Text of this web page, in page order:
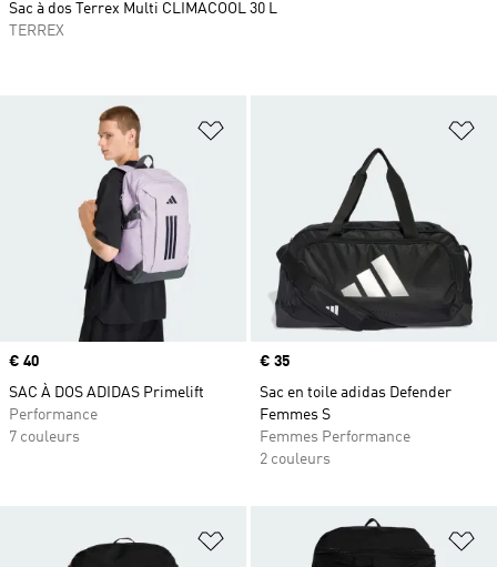
Ajouter à la Liste de produits
Prix
€ 40
SAC À DOS ADIDAS Primelift
Performance
7 couleurs
Prix
€ 35
Sac en toile adidas Defender
Femmes S
Femmes Performance
2 couleurs
Ajouter à la Liste de produits
Sac à dos Terrex Multi CLIMACOOL 30 L
TERREX